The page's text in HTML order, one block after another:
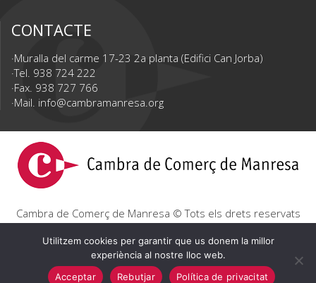
CONTACTE
Muralla del carme 17-23 2a planta (Edifici Can Jorba)
Tel. 938 724 222
Fax. 938 727 766
Mail. info@cambramanresa.org
Cambra de Comerç de Manresa © Tots els drets reservats
Avís Legal Política de privacitat Política de cookies
Utilitzem cookies per garantir que us donem la millor
experiència al nostre lloc web.
Acceptar
Rebutjar Política de privacitat